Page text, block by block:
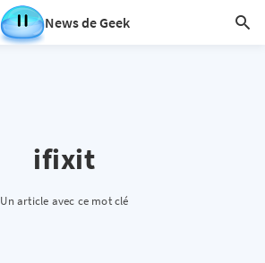
News de Geek
ifixit
Un article avec ce mot clé